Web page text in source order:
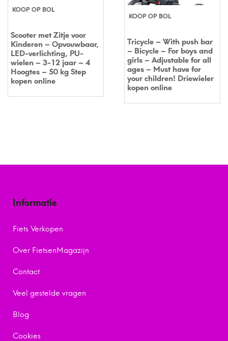
KOOP OP BOL
Scooter met Zitje voor
Kinderen – Opvouwbaar,
LED-verlichting, PU-
wielen – 3-12 jaar – 4
Hoogtes – 50 kg Step
kopen online
KOOP OP BOL
Tricycle – With push bar
– Bicycle – For boys and
girls – Adjustable for all
ages – Must have for
your children! Driewieler
kopen online
Informatie
Fiets Verkopen
Over FietsenMagazijn
Contact
Veel gestelde vragen
Blog
Cookies